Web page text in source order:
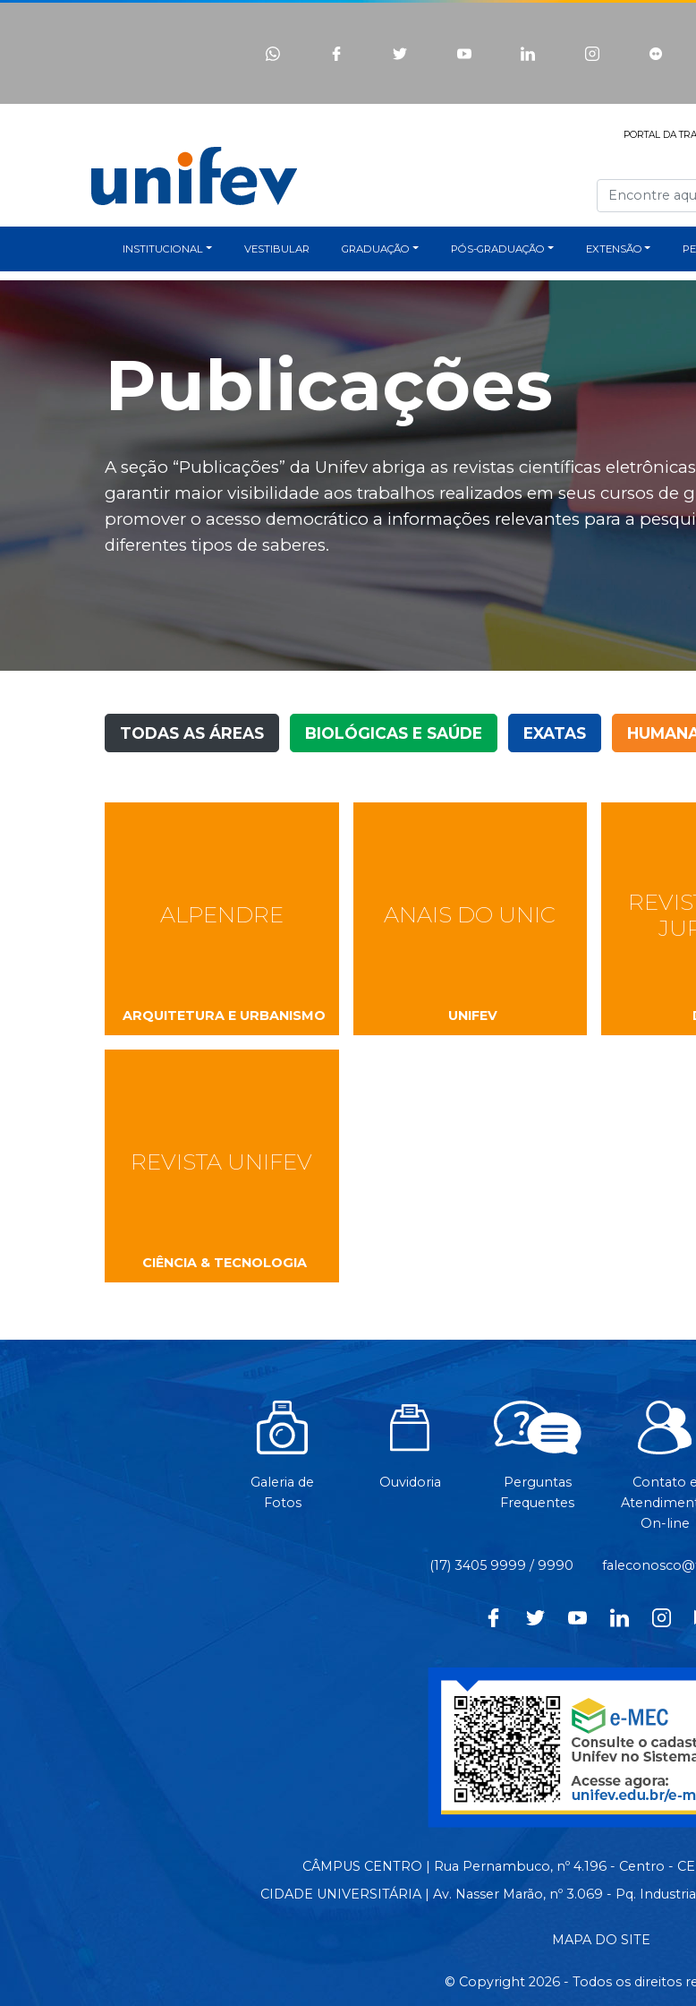
PORTAL DA
INSTITUCIONAL VESTIBULAR GRADUAÇÃO PÓS-GRADUAÇÃO EXTENSÃO
Publicações
A seção “Publicações” da Unifev abriga as revistas científicas
garantir maior visibilidade aos trabalhos realizados em seus cursos de
promover o acesso democrático a informações relevantes para a
diferentes tipos de saberes.
TODAS AS ÁREAS BIOLÓGICAS E SAÚDE EXATAS
ALPENDRE
ARQUITETURA E URBANISMO
ANAIS DO UNIC
UNIFEV
REVISTA UNIFEV
CIÊNCIA & TECNOLOGIA
Galeria de
Fotos
Ouvidoria
Perguntas
Frequentes
Contato e
On-line
(17) 3405 9999 / 9990
CÂMPUS CENTRO | Rua Pernambuco, nº 4.196 - Centro -
CIDADE UNIVERSITÁRIA | Av. Nasser Marão, nº 3.069 - Pq.
MAPA DO SITE
© Copyright 2026 - Todos os direitos